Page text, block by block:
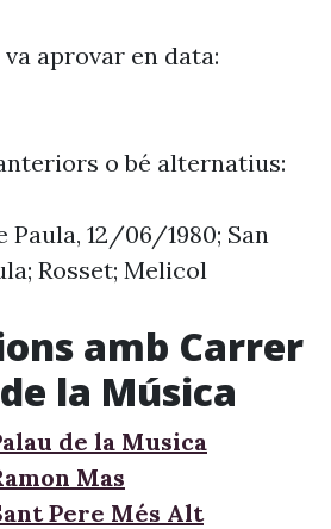
aprovar en data:
o bé alternatius:
Paula, 12/06/1980; San
Rosset; Melicol
amb Carrer
la Música
de la Musica
Mas
Pere Més Alt